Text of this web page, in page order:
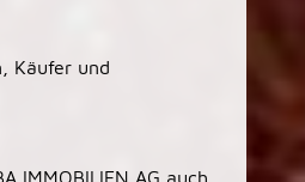
Käufer und
IMMOBILIEN AG auch